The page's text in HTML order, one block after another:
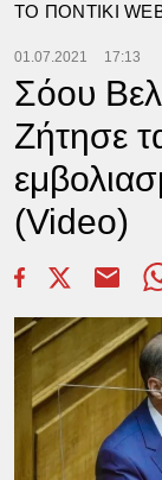
TΟ ΠΟΝΤΙΚΙ
01.07.2021 17:13
Σόου
Ζήτησε
(Video)